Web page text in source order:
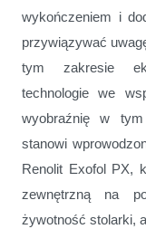
wykończeniem i
przywiązywać
tym zakresie
technologie we
wyobraźnię w
stanowi
Renolit Exofol PX,
zewnętrzną na
żywotność stolarki,